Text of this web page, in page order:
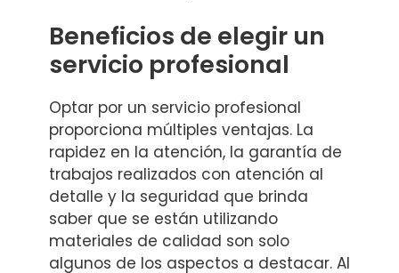
Beneficios de elegir un
servicio profesional
Optar por un servicio profesional
proporciona múltiples ventajas. La
rapidez en la atención, la garantía de
trabajos realizados con atención al
detalle y la seguridad que brinda
saber que se están utilizando
materiales de calidad son solo
algunos de los aspectos a destacar. Al